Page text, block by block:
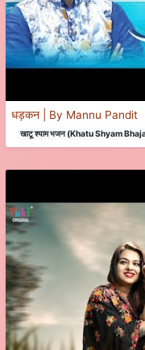
धड़कन | By Mannu Pandit
खाटू श्याम भजन (Khatu Shyam